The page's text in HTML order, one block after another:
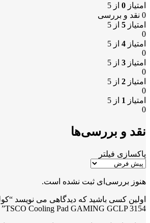
امتیاز 0 از 5
0 نقد و بررسی
امتیاز 5 از 5
0
امتیاز 4 از 5
0
امتیاز 3 از 5
0
امتیاز 2 از 5
0
امتیاز 1 از 5
0
نقد و بررسی‌ها
پاکسازی فیلتر
هنوز بررسی‌ای ثبت نشده است.
اولین کسی باشید که دیدگاهی می نویسد
TSCO Cooling Pad GAMING GCLP 3154”